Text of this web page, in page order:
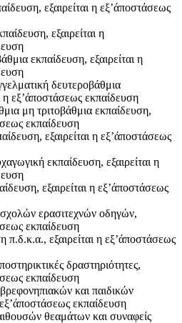
εξαιρείται η εξ’άποστάσεως
εξαιρείται η
εκπαίδευση, εξαιρείται η
δευτεροβάθμια
η εξ’άποστάσεως εκπαίδευση
μη τριτοβάθμια εκπαίδευση,
εκπαίδευση
εξαιρείται η εξ’άποστάσεως
εκπαίδευση, εξαιρείται η
εξαιρείται η εξ’άποστάσεως
ερασιτεχνών οδηγών,
εκπαίδευση
εξαιρείται η εξ’άποστάσεως
δραστηριότητες,
εκπαίδευση
και παιδικών
εκπαίδευση
θεαμάτων και συναφείς